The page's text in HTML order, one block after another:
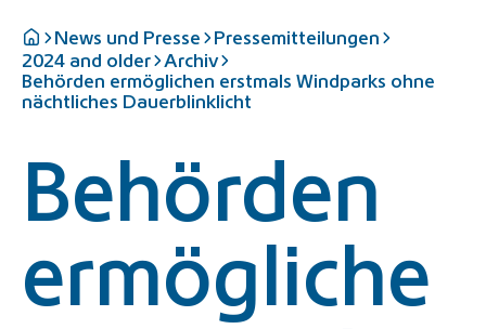
News und Presse
Pressemitteilungen
2024 and older
Archiv
Behörden ermöglichen erstmals Windparks ohne
nächtliches Dauerblinklicht
Behörden
ermögliche